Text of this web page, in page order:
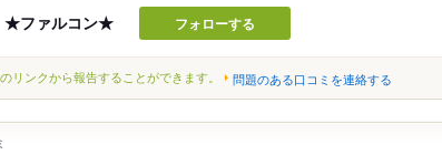
★ファルコン★ フォローする
リンクから報告することができます。 問題のある口コミを連絡する